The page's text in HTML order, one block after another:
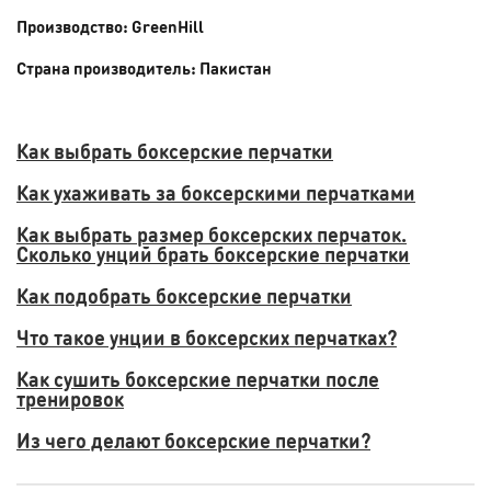
Производство: GreenHill
Страна производитель: Пакистан
Как выбрать боксерские перчатки
Как ухаживать за боксерскими перчатками
Как выбрать размер боксерских перчаток.
Сколько унций брать боксерские перчатки
Как подобрать боксерские перчатки
Что такое унции в боксерских перчатках?
Как сушить боксерские перчатки после
тренировок
Из чего делают боксерские перчатки?